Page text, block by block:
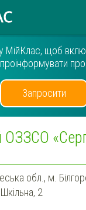
у МійКлас, щоб
про
Запросити
ОЗЗСО
обл., м.
2